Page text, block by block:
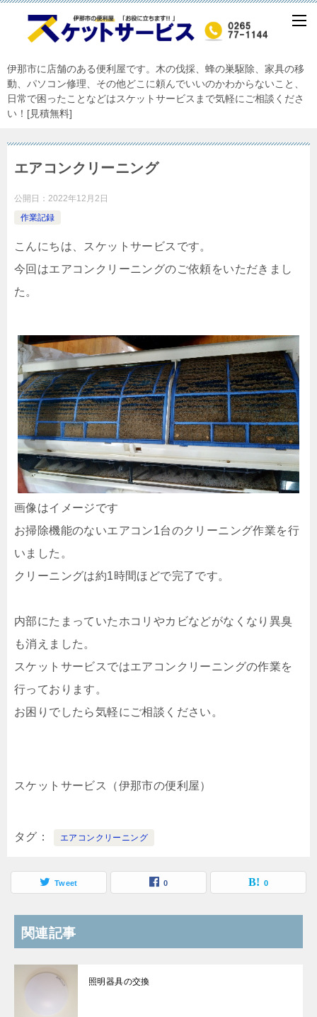
伊那市に店舗のある便利屋です。木の伐採、蜂の巣駆除、家具の移
動、パソコン修理、その他どこに頼んでいいのかわからないこと、
日常で困ったことなどはスケットサービスまで気軽にご相談くださ
い！[見積無料]
エアコンクリーニング
公開日： 2022年12月2日
作業記録
こんにちは、スケットサービスです。
今回はエアコンクリーニングのご依頼をいただきまし
た。
画像はイメージです
お掃除機能のないエアコン1台のクリーニング作業を行
いました。
クリーニングは約1時間ほどで完了です。
内部にたまっていたホコリやカビなどがなくなり異臭
も消えました。
スケットサービスではエアコンクリーニングの作業を
行っております。
お困りでしたら気軽にご相談ください。
スケットサービス（伊那市の便利屋）
タグ エアコンクリーニング
Tweet 0 0
関連記事
照明器具の交換